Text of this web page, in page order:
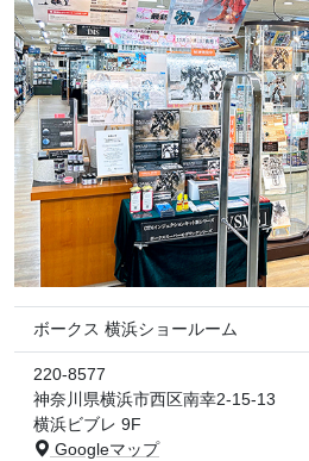
ボークス 横浜ショールーム
220-8577
神奈川県横浜市西区南幸2-15-13
横浜ビブレ 9F
Googleマップ